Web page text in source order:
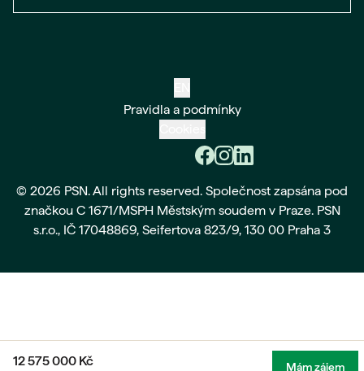
12 575 000 Kč Mám zájem
Pravidla a podmínky
© 2026 PSN. All rights reserved. Společnost zapsána pod
značkou C 1671/MSPH Městským soudem v Praze. PSN
s.r.o., IČ 17048869, Seifertova 823/9, 130 00 Praha 3